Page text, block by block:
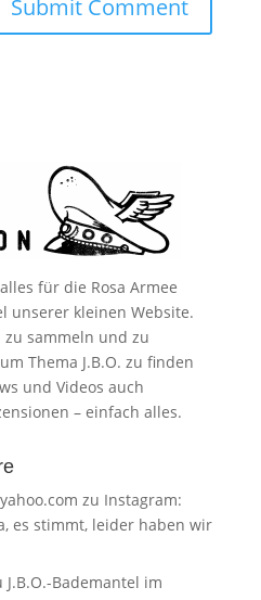
für die Rosa Armee
unserer kleinen Website.
sammeln und zu
Thema J.B.O. zu finden
und Videos auch
– einfach alles.
zu Instagram:
es stimmt, leider haben wir
J.B.O.-Bademantel im